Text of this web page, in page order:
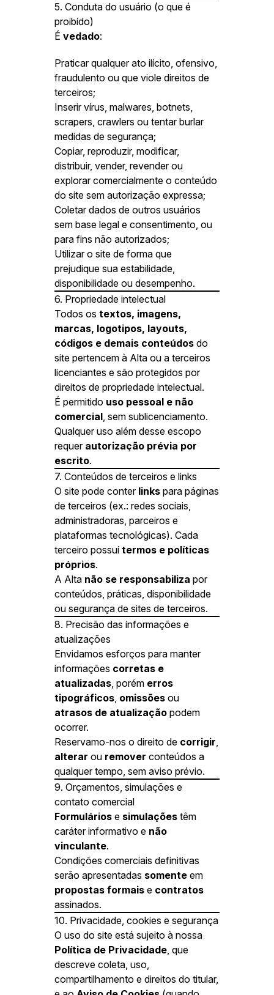
5. Conduta do usuário (o que é
proibido)
Évedado:
Praticar qualquer ato ilícito, ofensivo,
fraudulento ou que viole direitos de
terceiros;
Inserir vírus, malwares, botnets,
scrapers, crawlers ou tentar burlar
medidas de segurança;
Copiar, reproduzir, modificar,
distribuir, vender, revender ou
explorar comercialmente o conteúdo
do site sem autorização expressa;
Coletar dados de outros usuários
sem base legal e consentimento, ou
para fins não autorizados;
Utilizar o site de forma que
prejudique sua estabilidade,
disponibilidade ou desempenho.
6. Propriedade intelectual
Todos ostextos, imagens,
marcas, logotipos, layouts,
códigos e demais conteúdos do
site pertencem à Alta ou a terceiros
licenciantes e são protegidos por
direitos de propriedade intelectual.
É permitido uso pessoal e não
comercial, sem sublicenciamento.
Qualquer uso além desse escopo
requer autorização prévia por
escrito.
7. Conteúdos de terceiros e links
O site pode conter links para páginas
de terceiros (ex.: redes sociais,
administradoras, parceiros e
plataformas tecnológicas). Cada
terceiro possuitermos e políticas
próprios.
A Alta não se responsabiliza por
conteúdos, práticas, disponibilidade
ou segurança de sites de terceiros.
8. Precisão das informações e
atualizações
Envidamos esforços para manter
informações corretas e
atualizadas, porém erros
tipográficos, omissões ou
atrasos de atualização podem
ocorrer.
Reservamo-nos o direito de corrigir,
alterar ou remover conteúdos a
qualquer tempo, sem aviso prévio.
9. Orçamentos, simulações e
contato comercial
Formulários e simulações têm
caráter informativo e não
vinculante.
Condições comerciais definitivas
serão apresentadas somente em
propostas formais e contratos
assinados.
10. Privacidade, cookies e segurança
O uso do site está sujeito à nossa
Política de Privacidade, que
descreve coleta, uso,
compartilhamento e direitos do titular,